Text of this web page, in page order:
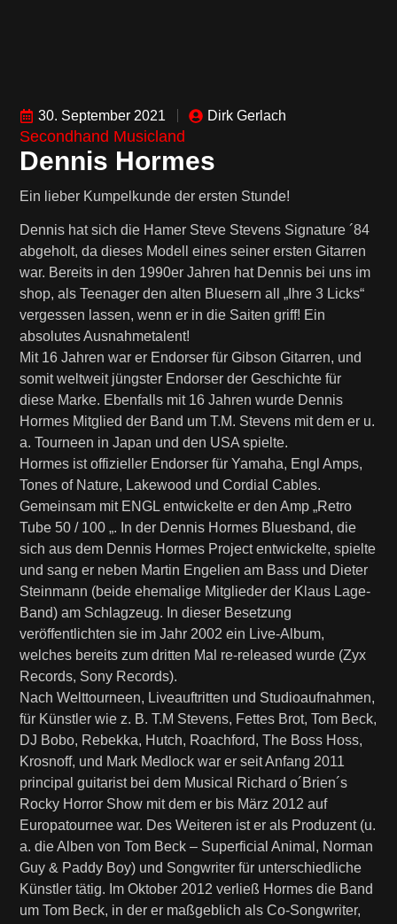
30. September 2021 Dirk Gerlach
Secondhand Musicland
Dennis Hormes
Ein lieber Kumpelkunde der ersten Stunde!
Dennis hat sich die Hamer Steve Stevens Signature ´84
abgeholt, da dieses Modell eines seiner ersten Gitarren
war. Bereits in den 1990er Jahren hat Dennis bei uns im
shop, als Teenager den alten Bluesern all „Ihre 3 Licks“
vergessen lassen, wenn er in die Saiten griff! Ein
absolutes Ausnahmetalent!
Mit 16 Jahren war er Endorser für Gibson Gitarren, und
somit weltweit jüngster Endorser der Geschichte für
diese Marke. Ebenfalls mit 16 Jahren wurde Dennis
Hormes Mitglied der Band um T.M. Stevens mit dem er u.
a. Tourneen in Japan und den USA spielte.
Hormes ist offizieller Endorser für Yamaha, Engl Amps,
Tones of Nature, Lakewood und Cordial Cables.
Gemeinsam mit ENGL entwickelte er den Amp „Retro
Tube 50 / 100 „. In der Dennis Hormes Bluesband, die
sich aus dem Dennis Hormes Project entwickelte, spielte
und sang er neben Martin Engelien am Bass und Dieter
Steinmann (beide ehemalige Mitglieder der Klaus Lage-
Band) am Schlagzeug. In dieser Besetzung
veröffentlichten sie im Jahr 2002 ein Live-Album,
welches bereits zum dritten Mal re-released wurde (Zyx
Records, Sony Records).
Nach Welttourneen, Liveauftritten und Studioaufnahmen,
für Künstler wie z. B. T.M Stevens, Fettes Brot, Tom Beck,
DJ Bobo, Rebekka, Hutch, Roachford, The Boss Hoss,
Krosnoff, und Mark Medlock war er seit Anfang 2011
principal guitarist bei dem Musical Richard o´Brien´s
Rocky Horror Show mit dem er bis März 2012 auf
Europatournee war. Des Weiteren ist er als Produzent (u.
a. die Alben von Tom Beck – Superficial Animal, Norman
Guy & Paddy Boy) und Songwriter für unterschiedliche
Künstler tätig. Im Oktober 2012 verließ Hormes die Band
um Tom Beck, in der er maßgeblich als Co-Songwriter,